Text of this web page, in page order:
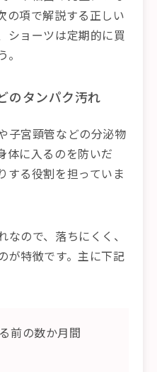
の項で解説する正しい
ショーツは定期的に買
のタンパク汚れ
子宮頸管などの分泌物
体に入るのを防いだ
する役割を担っていま
ので、落ちにくく、
が特徴です。主に下記
前の数か月間